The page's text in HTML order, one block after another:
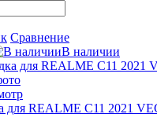
Сравнение
В наличии
для REALME C11 2021